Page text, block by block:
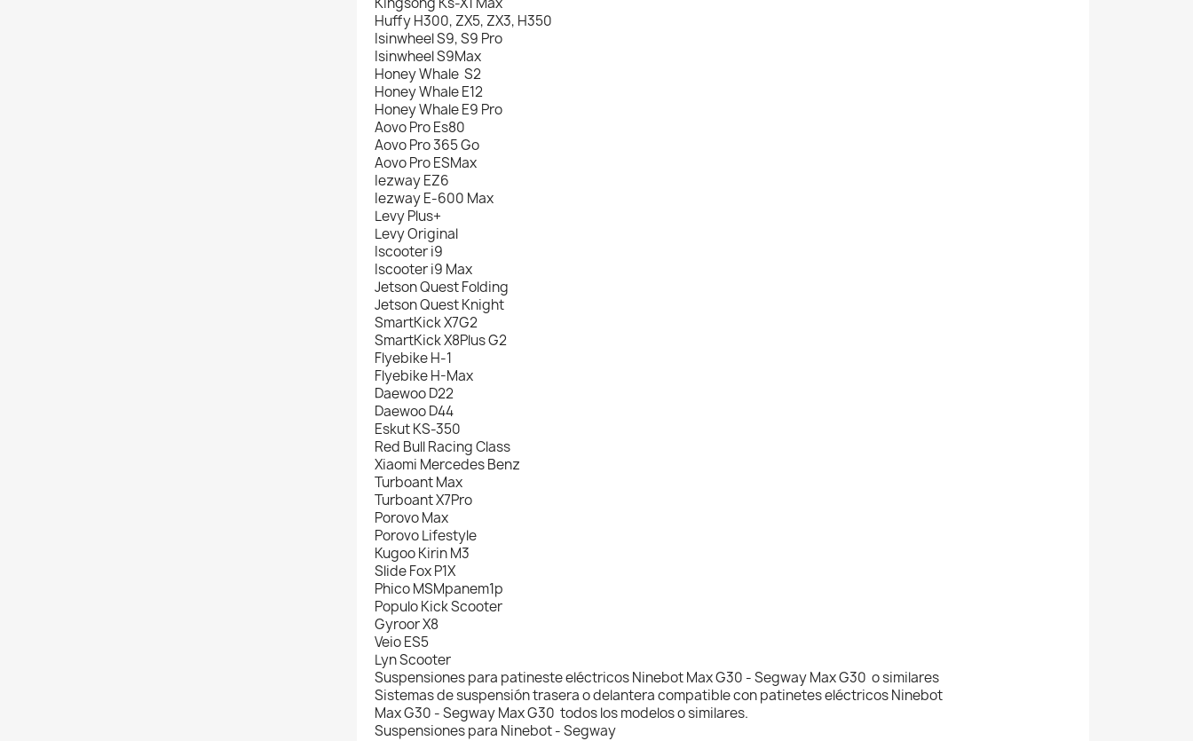
Huffy H300, ZX5, ZX3, H350
Isinwheel S9, S9 Pro
Isinwheel S9Max
Honey Whale S2
Honey Whale E12
Honey Whale E9 Pro
Aovo Pro Es80
Aovo Pro 365 Go
Aovo Pro ESMax
Iezway EZ6
Iezway E-600 Max
Levy Plus+
Levy Original
Iscooter i9
Iscooter i9 Max
Jetson Quest Folding
Jetson Quest Knight
SmartKick X7G2
SmartKick X8Plus G2
Flyebike H-1
Flyebike H-Max
Daewoo D22
Daewoo D44
Eskut KS-350
Red Bull Racing Class
Xiaomi Mercedes Benz
Turboant Max
Turboant X7Pro
Porovo Max
Porovo Lifestyle
Kugoo Kirin M3
Slide Fox P1X
Phico MSMpanem1p
Populo Kick Scooter
Gyroor X8
Veio ES5
Lyn Scooter
Suspensiones para patineste eléctricos Ninebot Max G30 - Segway Max G30 o similares
Sistemas de suspensión trasera o delantera compatible con patinetes eléctricos Ninebot
Max G30 - Segway Max G30 todos los modelos o similares.
Suspensiones para Ninebot - Segway